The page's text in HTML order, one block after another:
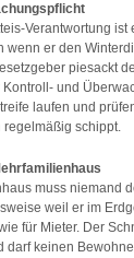
Verantwortung
wenn er den
piesackt
und
laufen und
schippt.
muss niemand
weil er im
für Mieter. Der
darf keinen